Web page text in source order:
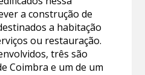
a construção de
a habitação
ou restauração.
três são
Coimbra e um de um